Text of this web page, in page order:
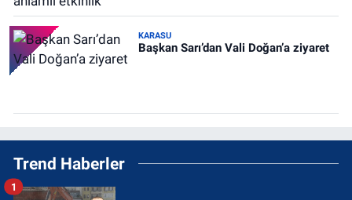
KARASU
Başkan Sarı’dan Vali Doğan’a ziyaret
Trend Haberler
1